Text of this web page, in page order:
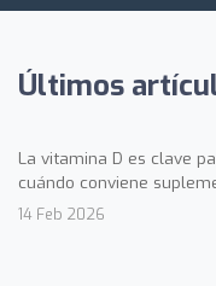
Últimos
La vitamina D es clave
cuándo conviene
14 Feb 2026